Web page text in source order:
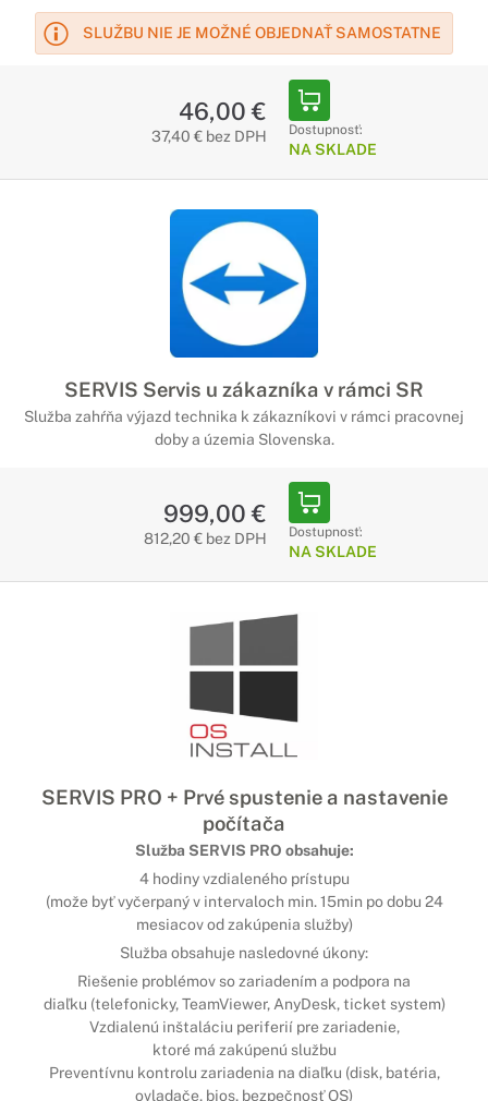
SLUŽBU NIE JE MOŽNÉ OBJEDNAŤ SAMOSTATNE
46,00 €
37,40 € bez DPH Dostupnosť:
NA SKLADE
SERVIS Servis u zákazníka v rámci SR
Služba zahŕňa výjazd technika k zákazníkovi v rámci pracovnej
doby a územia Slovenska.
999,00 €
812,20 € bez DPH Dostupnosť:
NA SKLADE
SERVIS PRO + Prvé spustenie a nastavenie
počítača
Služba SERVIS PRO obsahuje:
4 hodiny vzdialeného prístupu
(može byť vyčerpaný v intervaloch min. 15min po dobu 24
mesiacov od zakúpenia služby)
Služba obsahuje nasledovné úkony:
Riešenie problémov so zariadením a podpora na
diaľku (telefonicky, TeamViewer, AnyDesk, ticket system)
Vzdialenú inštaláciu periferií pre zariadenie,
ktoré má zakúpenú službu
Preventívnu kontrolu zariadenia na diaľku (disk, batéria,
ovladače, bios, bezpečnosť OS)